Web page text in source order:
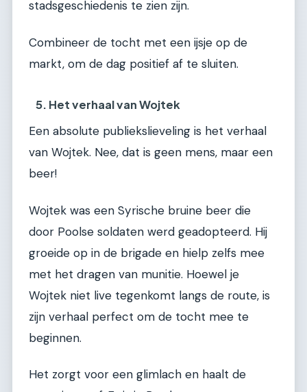
stadsgeschiedenis te zien zijn.
Combineer de tocht met een ijsje op de
markt, om de dag positief af te sluiten.
5. Het verhaal van Wojtek
Een absolute publiekslieveling is het verhaal
van Wojtek. Nee, dat is geen mens, maar een
beer!
Wojtek was een Syrische bruine beer die
door Poolse soldaten werd geadopteerd. Hij
groeide op in de brigade en hielp zelfs mee
met het dragen van munitie. Hoewel je
Wojtek niet live tegenkomt langs de route, is
zijn verhaal perfect om de tocht mee te
beginnen.
Het zorgt voor een glimlach en haalt de